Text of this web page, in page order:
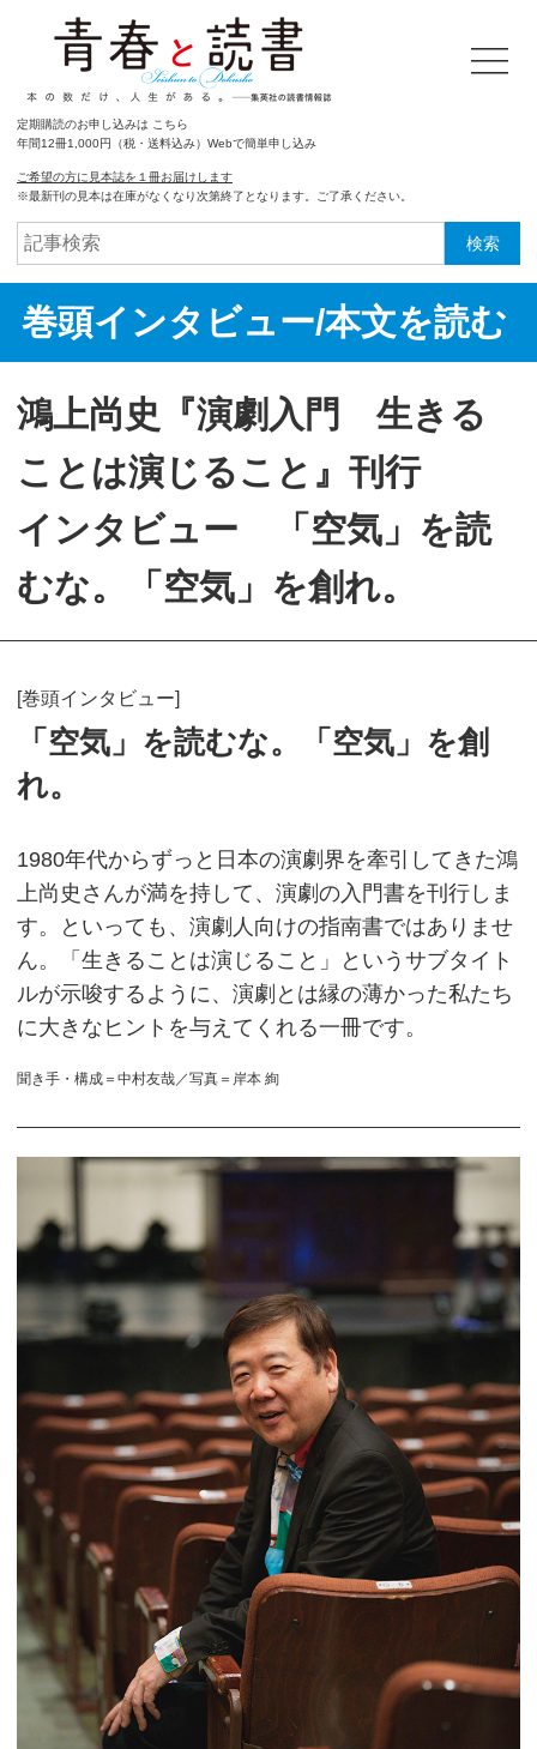
定期購読のお申し込みは こちら
年間12冊1,000円（税・送料込み）Webで簡単申し込み
ご希望の方に見本誌を１冊お届けします
※最新刊の見本は在庫がなくなり次第終了となります。ご了承ください。
検索
巻頭インタビュー/本文を読む
鴻上尚史『演劇入門 生きる
ことは演じること』刊行
インタビュー 「空気」を読
むな。「空気」を創れ。
[巻頭インタビュー]
「空気」を読むな。「空気」を創
れ。
1980年代からずっと日本の演劇界を牽引してきた鴻
上尚史さんが満を持して、演劇の入門書を刊行しま
す。といっても、演劇人向けの指南書ではありませ
ん。「生きることは演じること」というサブタイト
ルが示唆するように、演劇とは縁の薄かった私たち
に大きなヒントを与えてくれる一冊です。
聞き手・構成＝中村友哉／写真＝岸本 絢